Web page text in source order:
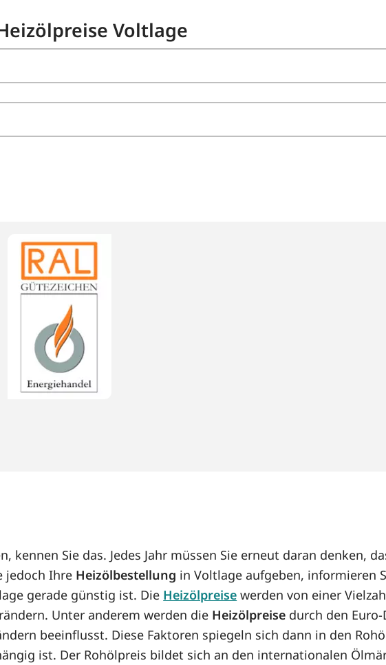
Voltlage
kennen Sie das. Jedes Jahr müssen Sie erneut daran denken,
jedoch Ihre Heizölbestellung in Voltlage aufgeben, informieren
gerade günstig ist. Die Heizölpreise werden von einer
Unter anderem werden die Heizölpreise durch den
beeinflusst. Diese Faktoren spiegeln sich dann in den
ist. Der Rohölpreis bildet sich an den internationalen